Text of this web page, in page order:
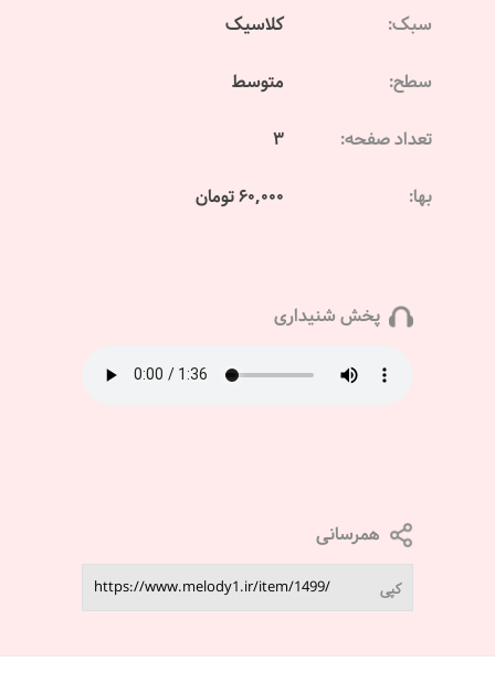
سبک: کلاسیک
سطح: متوسط
تعداد صفحه: 3
بها: 60,000 تومان
پخش شنیداری
همرسانی
کپی